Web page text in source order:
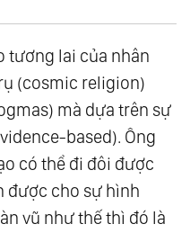
tương lai của nhân
(cosmic religion)
mà dựa trên sự
based). Ông
có thể đi đôi được
được cho sự hình
vũ như thế thì đó là